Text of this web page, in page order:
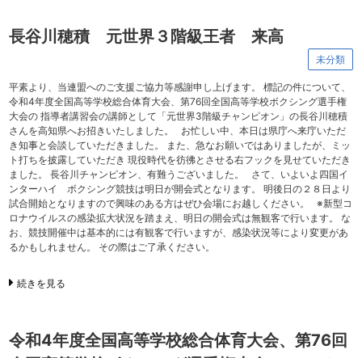
長谷川穂積 元世界３階級王者 来高
未分類
平素より、当連盟へのご支援ご協力等感謝申し上げます。 標記の件について、
令和4年度全国高等学校総合体育大会、第76回全国高等学校ボクシング選手権
大会の 指導者講習会の講師として「元世界3階級チャンピオン」の長谷川穂積
さんを高知県へお招きいたしました。 お忙しい中、本日は県庁へ来庁いただ
き知事と会談していただきました。 また、急なお願いではありましたが、ミッ
ト打ちを披露していただき 現役時代を彷彿とさせる右フックを見せていただき
ました。 長谷川チャンピオン、有難うございました。 さて、いよいよ四国イ
ンターハイ ボクシング競技は明日が開会式となります。 明後日の２８日より
試合開始となりますので興味のある方はぜひ会場にお越しください。 ※新型コ
ロナウイルスの感染拡大状況を踏まえ、明日の開会式は無観客で行います。 な
お、競技開催中は基本的には有観客で行いますが、感染状況等により変更があ
るかもしれません。 その際はご了承ください。
続きを見る
令和4年度全国高等学校総合体育大会、第76回